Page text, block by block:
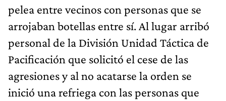
pelea entre vecinos con personas que se
arrojaban botellas entre sí. Al lugar arribó
personal de la División Unidad Táctica de
Pacificación que solicitó el cese de las
agresiones y al no acatarse la orden se
inició una refriega con las personas que